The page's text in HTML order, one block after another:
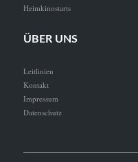
Heimkinostarts
ÜBER UNS
Leitlinien
Kontakt
Impressum
Datenschutz